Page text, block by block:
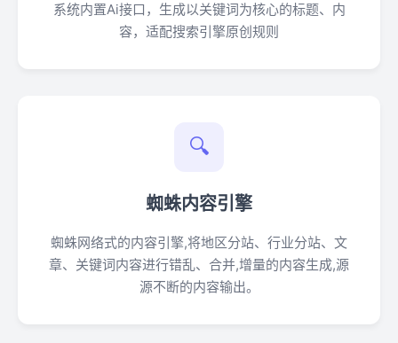
系统内置Ai接口，生成以关键词为核心的标题、内
容，适配搜索引擎原创规则
🔍
蜘蛛内容引擎
蜘蛛网络式的内容引擎,将地区分站、行业分站、文
章、关键词内容进行错乱、合并,增量的内容生成,源
源不断的内容输出。